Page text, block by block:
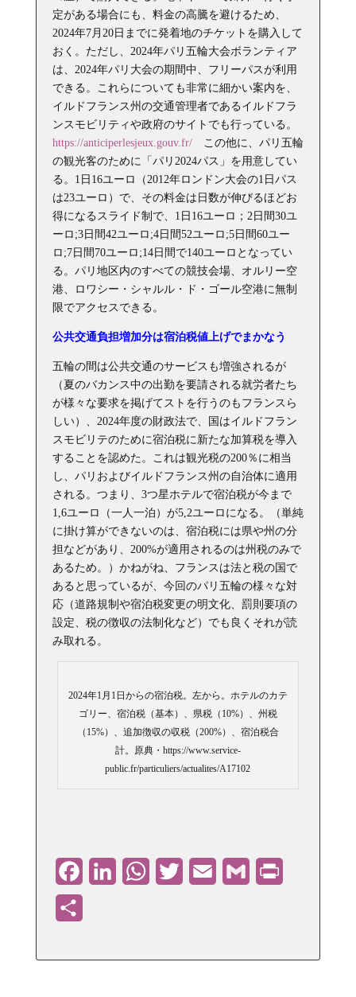
定がある場合にも、料金の高騰を避けるため、
2024年7月20日までに発着地のチケットを購入して
おく。ただし、2024年パリ五輪大会ボランティア
は、2024年パリ大会の期間中、フリーパスが利用
できる。これらについても非常に細かい案内を、
イルドフランス州の交通管理者であるイルドフラ
ンスモビリティや政府のサイトでも行っている。
https://anticiperlesjeux.gouv.fr/
この他に、パリ五輪
の観光客のために「パリ2024パス」を用意してい
る。1日16ユーロ（2012年ロンドン大会の1日パス
は23ユーロ）で、その料金は日数が伸びるほどお
得になるスライド制で、1日16ユーロ；2日間30ユ
ーロ;3日間42ユーロ;4日間52ユーロ;5日間60ユー
ロ;7日間70ユーロ;14日間で140ユーロとなってい
る。パリ地区内のすべての競技会場、オルリー空
港、ロワシー・シャルル・ド・ゴール空港に無制
限でアクセスできる。
公共交通負担増加分は宿泊税値上げでまかなう
五輪の間は公共交通のサービスも増強されるが
（夏のバカンス中の出勤を要請される就労者たち
が様々な要求を掲げてストを行うのもフランスら
しい）、2024年度の財政法で、国はイルドフラン
スモビリテのために宿泊税に新たな加算税を導入
することを認めた。これは観光税の200％に相当
し、パリおよびイルドフランス州の自治体に適用
される。つまり、3つ星ホテルで宿泊税が今まで
1,6ユーロ（一人一泊）が5,2ユーロになる。（単純
に掛け算ができないのは、宿泊税には県や州の分
担などがあり、200%が適用されるのは州税のみで
あるため。）かねがね、フランスは法と税の国で
あると思っているが、今回のパリ五輪の様々な対
応（道路規制や宿泊税変更の明文化、罰則要項の
設定、税の徴収の法制化など）でも良くそれが読
み取れる。
2024年1月1日からの宿泊税。左から。ホテルのカテ
ゴリー、宿泊税（基本）、県税（10%）、州税
（15%）、追加徴収の収税（200%）、宿泊税合
計。原典・https://www.service-
public.fr/particuliers/actualites/A17102
FacebookLinkedInWhatsApp
Twitter Email Gmail